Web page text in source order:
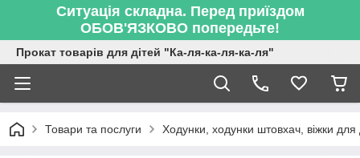
Ситуація складна. Перед приїздом
ОБОВ'ЯЗКОВО попередьте!
Прокат товарів для дітей "Ка-ля-ка-ля-ка-ля"
Товари та послуги Ходунки, ходунки штовхач, віжки для